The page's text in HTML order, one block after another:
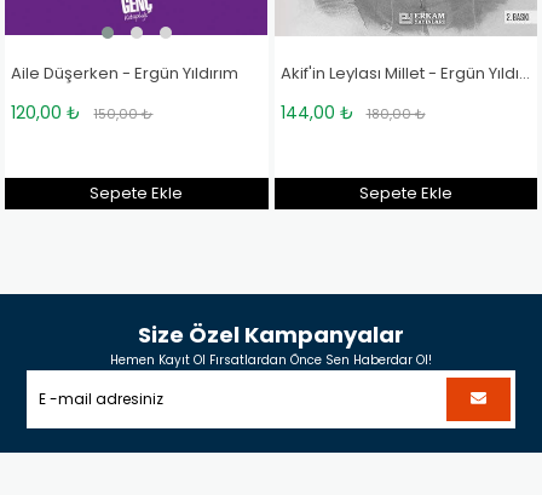
Aile Düşerken - Ergün Yıldırım
120,00 ₺ 150,00 ₺
Sepete Ekle
Akif'in Leylası Millet - Ergün Yıldırım
144,00 ₺ 180,00 ₺
Sepete Ekle
Size Özel Kampanyalar
Hemen Kayıt Ol Fırsatlardan Önce Sen Haberdar Ol!